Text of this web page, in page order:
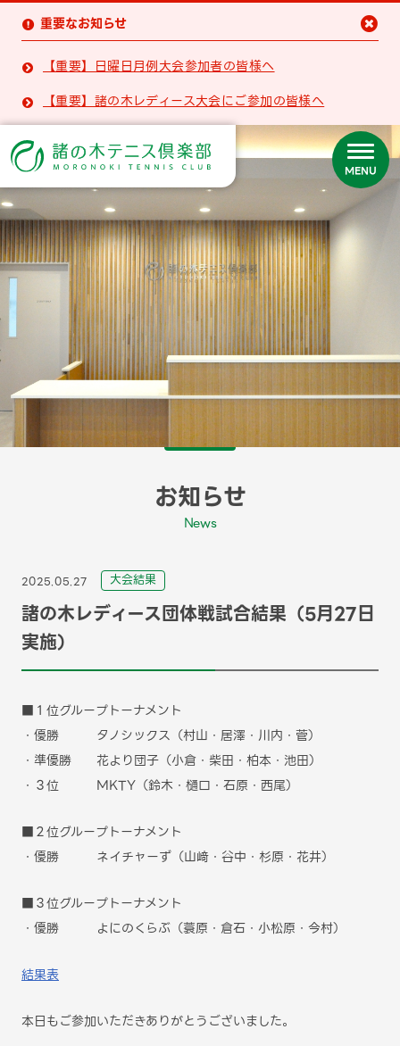
 重要なお知らせ
 【重要】日曜日月例大会参加者の皆様へ
 【重要】諸の木レディース大会にご参加の皆様へ

MENU
お知らせ
News
2025.05.27 ⼤会結果
諸の木レディース団体戦試合結果（5月27日
実施）
■１位グループトーナメント
・優勝 タノシックス（村山・居澤・川内・菅）
・準優勝 花より団子（小倉・柴田・柏本・池田）
・３位 MKTY（鈴木・樋口・石原・西尾）
■２位グループトーナメント
・優勝 ネイチャーず（山﨑・谷中・杉原・花井）
■３位グループトーナメント
・優勝 よにのくらぶ（蓑原・倉石・小松原・今村）
結果表
本日もご参加いただきありがとうございました。